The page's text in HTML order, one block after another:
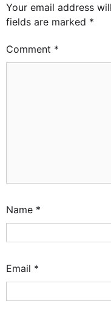
Your email address
fields are marked *
Comment *
Name *
Email *